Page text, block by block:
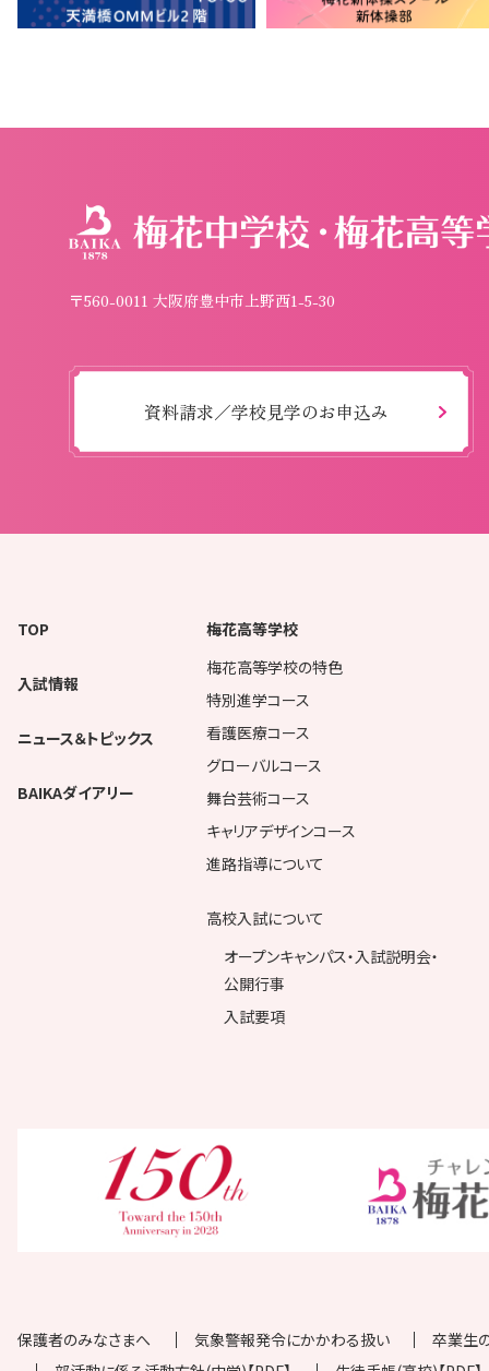
〒560-0011 大阪府豊中市上野西1-5-30
資料請求／学校見学のお申込み
TOP
入試情報
ニュース＆トピックス
BAIKAダイアリー
梅花高等学校
梅花高等学校の特色
特別進学コース
看護医療コース
グローバルコース
舞台芸術コース
キャリアデザインコース
進路指導について
高校入試について
オープンキャンパス・入試説明会・
公開行事
入試要項
保護者のみなさまへ 気象警報発令にかかわる扱い
卒業生